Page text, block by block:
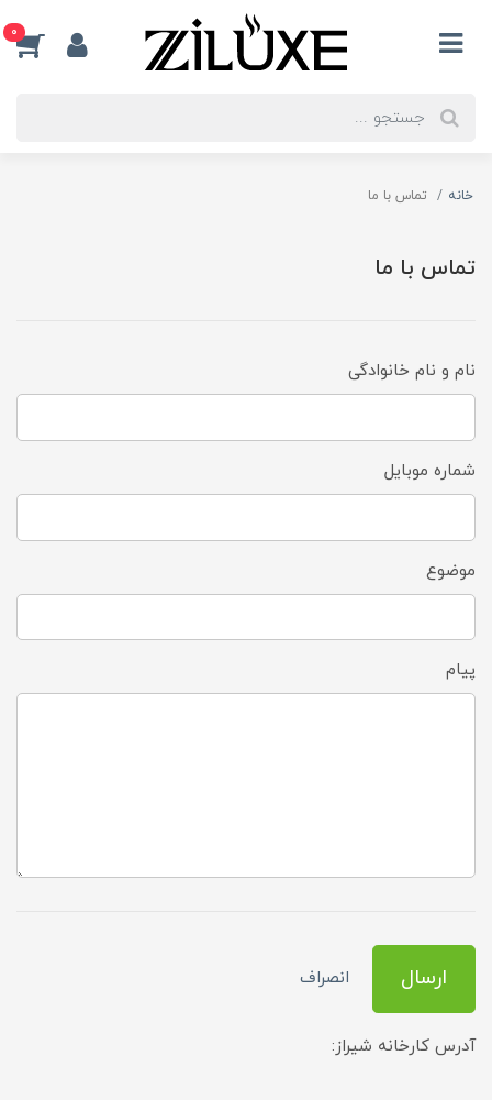
0
خانه تماس با ما
تماس با ما
نام و نام خانوادگی
شماره موبایل
موضوع
پیام
ارسال انصراف
آدرس کارخانه شیراز: